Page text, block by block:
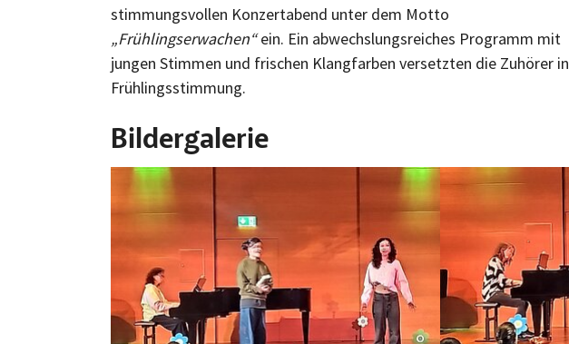
stimmungsvollen Konzertabend unter dem Motto
„Frühlingserwachen“ein. Ein abwechslungsreiches Programm mit
jungen Stimmen und frischen Klangfarben versetzten die Zuhörer in
Frühlingsstimmung.
Bildergalerie
Bild vergrößern: Bild vergrößern: